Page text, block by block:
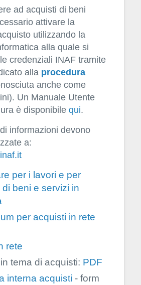
ad acquisti di beni
attivare la
utilizzando la
alla quale si
credenziali INAF tramite
alla procedura
anche come
Un Manuale Utente
è disponibile qui.
informazioni devono
a:
per i lavori e per
di beni e servizi in
per acquisti in rete
rete
tema di acquisti: PDF
interna acquisti - form